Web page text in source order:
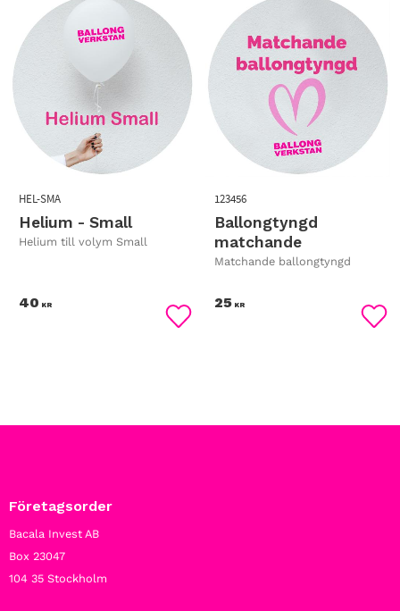
Helium - Small
Helium till volym Small
HEL-SMA
40 KR
Lägg till i favoriter
Ballongtyngd
matchande
Matchande ballongtyngd
123456
25 KR
Företagsorder
Bacala Invest AB
Box 23047
104 35 Stockholm